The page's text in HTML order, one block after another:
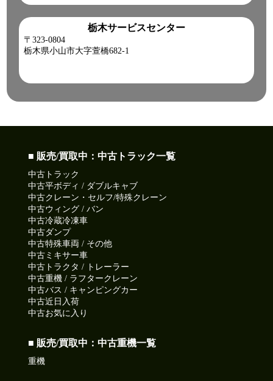
栃木サービスセンター
〒323-0804
栃木県小山市大字萱橋682-1
■ 販売/買取中：中古トラック一覧
中古トラック
中古平ボディ / ダブルキャブ
中古クレーン・セルフ/特殊クレーン
中古ウィング / バン
中古冷蔵冷凍車
中古ダンプ
中古特殊車両 / その他
中古ミキサー車
中古トラクタ / トレーラー
中古重機 / ラフタークレーン
中古バス / キャンピングカー
中古近日入荷
中古お気に入り
■ 販売/買取中：中古重機一覧
重機